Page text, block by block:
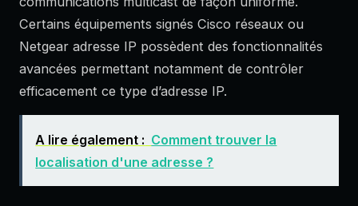
Certains équipements signés Cisco réseaux ou
Netgear adresse IP possèdent des fonctionnalités
avancées permettant notamment de contrôler
efficacement ce type d’adresse IP.
A lire également : Comment trouver la
localisation d'une adresse ?